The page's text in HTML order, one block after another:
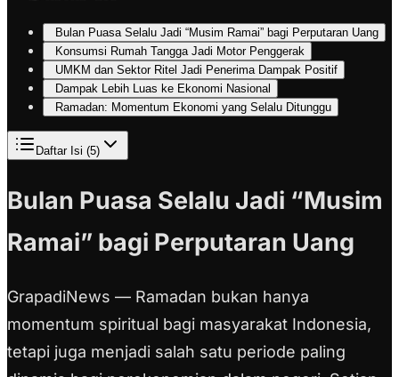
Bulan Puasa Selalu Jadi “Musim Ramai” bagi Perputaran Uang
Konsumsi Rumah Tangga Jadi Motor Penggerak
UMKM dan Sektor Ritel Jadi Penerima Dampak Positif
Dampak Lebih Luas ke Ekonomi Nasional
Ramadan: Momentum Ekonomi yang Selalu Ditunggu
Daftar Isi (5)
Bulan Puasa Selalu Jadi “Musim
Ramai” bagi Perputaran Uang
GrapadiNews — Ramadan bukan hanya
momentum spiritual bagi masyarakat Indonesia,
tetapi juga menjadi salah satu periode paling